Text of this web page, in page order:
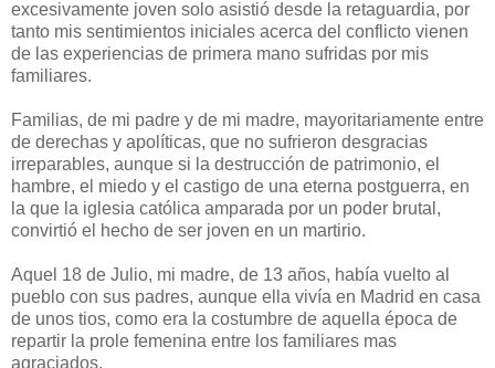
excesivamente joven solo asistió desde la retaguardia, por
tanto mis sentimientos iniciales acerca del conflicto vienen
de las experiencias de primera mano sufridas por mis
familiares.
Familias, de mi padre y de mi madre, mayoritariamente entre
de derechas y apolíticas, que no sufrieron desgracias
irreparables, aunque si la destrucción de patrimonio, el
hambre, el miedo y el castigo de una eterna postguerra, en
la que la iglesia católica amparada por un poder brutal,
convirtió el hecho de ser joven en un martirio.
Aquel 18 de Julio, mi madre, de 13 años, había vuelto al
pueblo con sus padres, aunque ella vivía en Madrid en casa
de unos tios, como era la costumbre de aquella época de
repartir la prole femenina entre los familiares mas
agraciados.